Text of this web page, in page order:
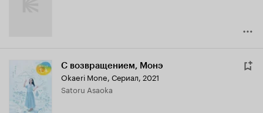
С возвращением, Монэ
Okaeri Mone, Сериал, 2021
Satoru Asaoka